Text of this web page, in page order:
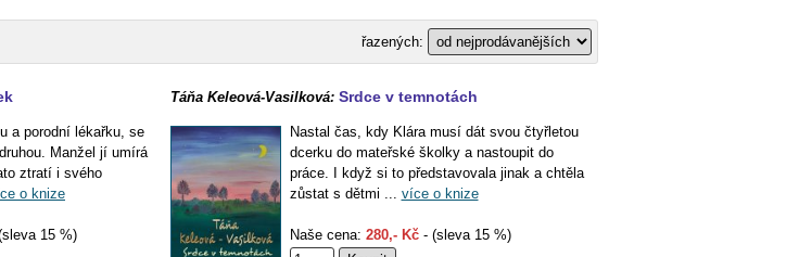
řazených:
a porodní lékařku, se
Manžel jí umírá
ztratí i svého
o knize
15 %)
Táňa Keleová-Vasilková: Srdce v temnotách
Nastal čas, kdy Klára musí dát svou čtyřletou
dcerku do mateřské školky a nastoupit do
práce. I když si to představovala jinak a chtěla
zůstat s dětmi ... více o knize
Naše cena: 280,- Kč- (sleva 15 %)